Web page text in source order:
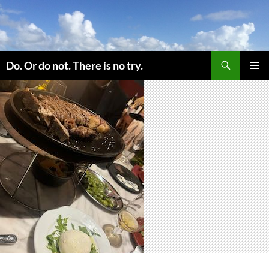
コ
ン
テ
ン
ツ
へ
ス
キ
ッ
プ
Do. Or do not. There is no try.
索
メインメ
ニュー